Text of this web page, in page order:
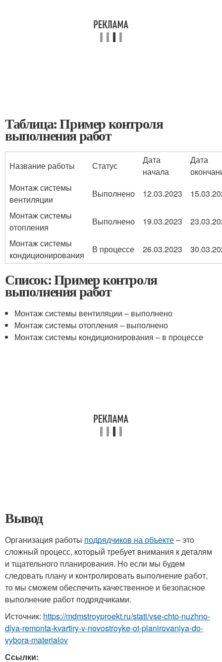
Таблица: Пример контроля
выполнения работ
Название работы Статус
Дата
начала
Дата
Монтаж системы
вентиляции
Выполнено 12.03.2023
Монтаж системы
отопления
Выполнено 19.03.2023
Монтаж системы
кондиционирования
В процессе 26.03.2023
Список: Пример контроля
выполнения работ
Монтаж системы вентиляции – выполнено
Монтаж системы отопления – выполнено
Монтаж системы кондиционирования – в процессе
Вывод
Организация работы подрядчиков на объекте– это
сложный процесс, который требует внимания к деталям
и тщательного планирования. Но если мы будем
следовать плану и контролировать выполнение работ,
то мы сможем обеспечить качественное и безопасное
выполнение работ подрядчиками.
Источник: https://mdmstroyproekt.ru/stati/vse-chto-nuzhno-
dlya-remonta-kvartiry-v-novostroyke-ot-planirovaniya-do-
vybora-materialov
Ссылки: